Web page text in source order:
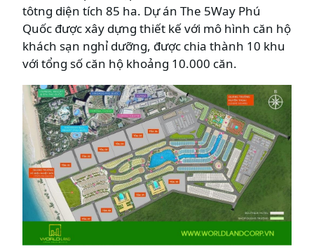
tôtng diện tích 85 ha. Dự án The 5Way Phú
Quốc được xây dựng thiết kế với mô hình căn hộ
khách sạn nghỉ dưỡng, được chia thành 10 khu
với tổng số căn hộ khoảng 10.000 căn.